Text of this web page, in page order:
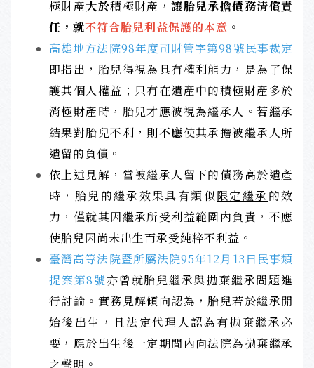
極財產大於積極財產，讓胎兒承擔債務清償責
任，就不符合胎兒利益保護的本意 。
高雄地方法院98年度司財管字第98號民事裁定
即指出，胎兒得視為具有權利能力，是為了保
護其個人權益；只有在遺產中的積極財產多於
消極財產時，胎兒才應被視為繼承人。若繼承
結果對胎兒不利，則不應使其承擔被繼承人所
遺留的負債。
依上述見解，當被繼承人留下的債務高於遺產
時，胎兒的繼承效果具有類似限定繼承 的效
力，僅就其因繼承所受利益範圍內負責，不應
使胎兒因尚未出生而承受純粹不利益。
臺灣高等法院暨所屬法院95年12月13日民事類
提案第8號亦曾就胎兒繼承與拋棄繼承問題進
行討論。實務見解傾向認為，胎兒若於繼承開
始後出生，且法定代理人認為有拋棄繼承必
要，應於出生後一定期間內向法院為拋棄繼承
之聲明。